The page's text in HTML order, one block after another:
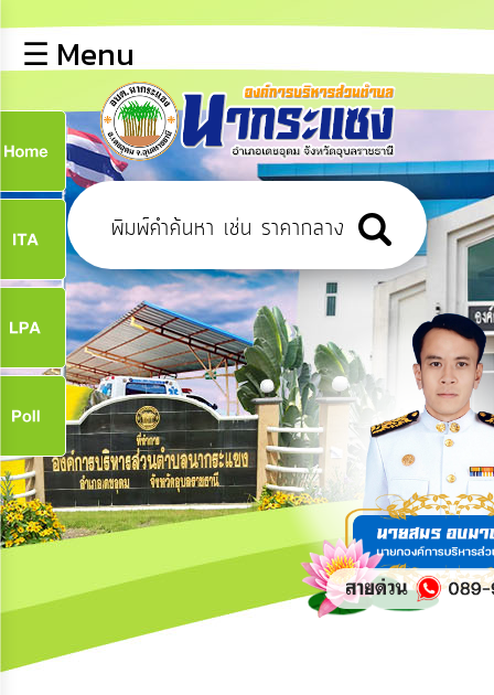
หลัก
ข้อมูล
พื้น
ฐาน
บุคลากร
ข่าว
ประชาสัมพันธ์
การ
เผย
ข้อมูล
สาธารณะ
OIT
การ
ปฏิสัมพันธ์
ฟัง
ความ
☰ Menu